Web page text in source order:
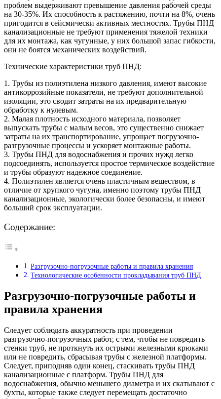
проблем выдерживают превышение давления рабочей среды
на 30-35%. Их способность к растяжению, почти на 8%, очень
пригодится в сейсмически активных местностях. Трубы ПНД
канализационные не требуют применения тяжелой техники
для их монтажа, как чугунные, у них большой запас гибкости,
они не боятся механических воздействий.
Технические характеристики труб ПНД:
1. Трубы из полиэтилена низкого давления, имеют высокие
антикоррозийные показатели, не требуют дополнительной
изоляции, это сводит затраты на их предварительную
обработку к нулевым.
2. Малая плотность исходного материала, позволяет
выпускать трубы с малым весов, это существенно снижает
затраты на их транспортирование, упрощает погрузочно-
разгрузочные процессы и ускоряет монтажные работы.
3. Трубы ПНД для водоснабжения и прочих нужд легко
подсоединять, используется простое термическое воздействие
и трубы образуют надежное соединение.
4. Полиэтилен является очень пластичным веществом, в
отличие от хрупкого чугуна, именно поэтому трубы ПНД
канализационные, экологически более безопасны, и имеют
больший срок эксплуатации.
Содержание:
Разгрузочно-погрузочные работы и правила хранения
Технологические особенности прокладывания труб ПНД
Разгрузочно-погрузочные работы и
правила хранения
Следует соблюдать аккуратность при проведении
разгрузочно-погрузочных работ, с тем, чтобы не повредить
стенки труб, не проткнуть их острыми железными крюками
или не повредить, сбрасывая трубы с железной платформы.
Следует, приподняв один конец, стаскивать трубы ПНД
канализационные с платформ. Трубы ПНД для
водоснабжения, обычно меньшего диаметра и их скатывают с
бухты, которые также следует перемещать достаточно